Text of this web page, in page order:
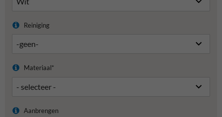
Reiniging
Materiaal*
Aanbrengen